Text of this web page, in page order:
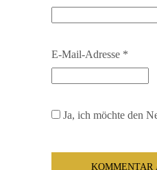
E-Mail-Adresse *
Ja, ich möchte den